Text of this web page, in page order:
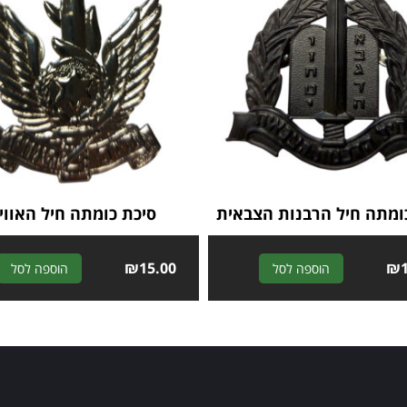
חיל הרבנות הצבאית
₪ הוספה לסל
t
r
סיכת כומתה חיל
₪15.00 הוספה לסל